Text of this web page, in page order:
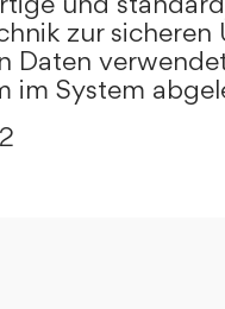
zur
Daten
im System